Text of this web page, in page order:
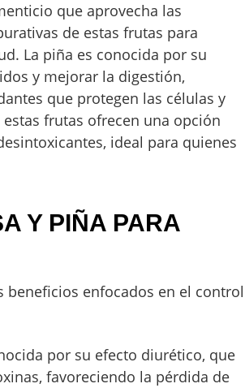
que aprovecha las
de estas frutas para
La piña es conocida por su
y mejorar la digestión,
que protegen las células y
frutas ofrecen una opción
ideal para quienes
Y PIÑA PARA
beneficios enfocados en el control
por su efecto diurético, que
favoreciendo la pérdida de